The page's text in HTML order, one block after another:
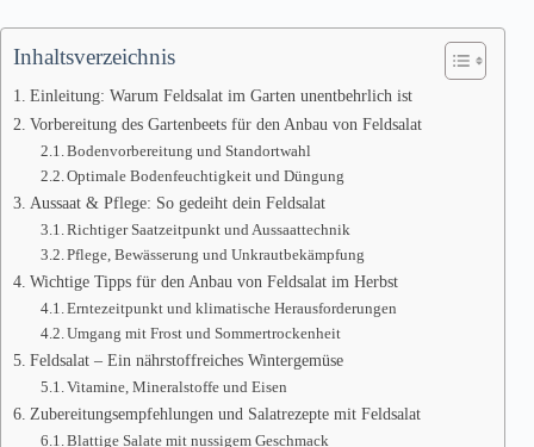
Inhaltsverzeichnis
Einleitung: Warum Feldsalat im Garten unentbehrlich ist
Vorbereitung des Gartenbeets für den Anbau von Feldsalat
Bodenvorbereitung und Standortwahl
Optimale Bodenfeuchtigkeit und Düngung
Aussaat & Pflege: So gedeiht dein Feldsalat
Richtiger Saatzeitpunkt und Aussaattechnik
Pflege, Bewässerung und Unkrautbekämpfung
Wichtige Tipps für den Anbau von Feldsalat im Herbst
Erntezeitpunkt und klimatische Herausforderungen
Umgang mit Frost und Sommertrockenheit
Feldsalat – Ein nährstoffreiches Wintergemüse
Vitamine, Mineralstoffe und Eisen
Zubereitungsempfehlungen und Salatrezepte mit Feldsalat
Blattige Salate mit nussigem Geschmack